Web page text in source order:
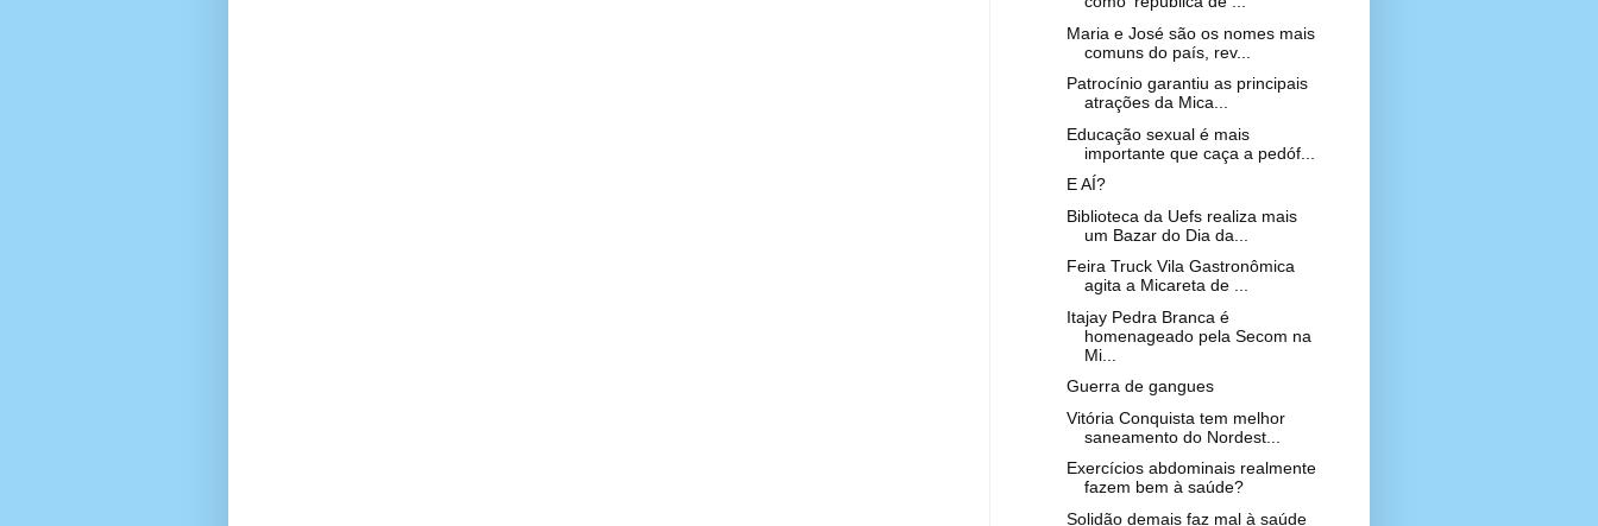
Maria e José são os nomes mais
comuns do país, rev...
Patrocínio garantiu as principais
atrações da Mica...
Educação sexual é mais
importante que caça a pedóf...
E AÍ?
Biblioteca da Uefs realiza mais
um Bazar do Dia da...
Feira Truck Vila Gastronômica
agita a Micareta de ...
Itajay Pedra Branca é
homenageado pela Secom na
Mi...
Guerra de gangues
Vitória Conquista tem melhor
saneamento do Nordest...
Exercícios abdominais realmente
fazem bem à saúde?
Solidão demais faz mal à saúde